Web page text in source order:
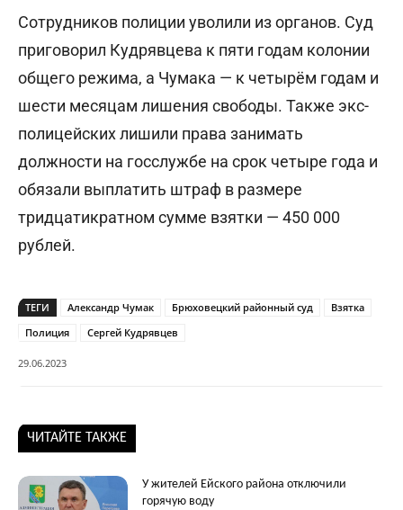
Сотрудников полиции уволили из органов. Суд
приговорил Кудрявцева к пяти годам колонии
общего режима, а Чумака — к четырём годам и
шести месяцам лишения свободы. Также экс-
полицейских лишили права занимать
должности на госслужбе на срок четыре года и
обязали выплатить штраф в размере
тридцатикратном сумме взятки — 450 000
рублей.
ТЕГИ Александр Чумак Брюховецкий районный суд
Взятка
Полиция
Сергей Кудрявцев
29.06.2023
ЧИТАЙТЕ ТАКЖЕ
У жителей Ейского района отключили
горячую воду